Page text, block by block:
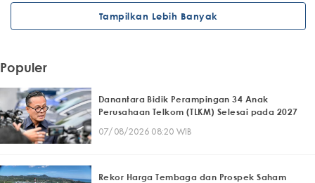
Tampilkan Lebih Banyak
Populer
Danantara Bidik Perampingan 34 Anak
Perusahaan Telkom (TLKM) Selesai pada 2027
07/08/2026 08:20 WIB
Rekor Harga Tembaga dan Prospek Saham